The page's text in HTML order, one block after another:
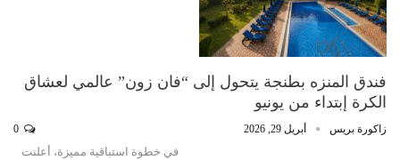
فندق المنزه بطنجة يتحول إلى “فان زون” عالمي لعشاق
الكرة إبتداء من يونيو
زاكورة بريس أبريل 29, 2026
في خطوة استباقية مميزة، أعلنت